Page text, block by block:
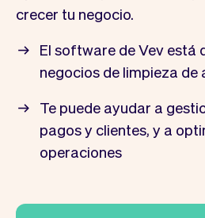
crecer tu negocio.
El software de Vev está
negocios de limpieza
Te puede ayudar a
pagos y clientes, y a
operaciones